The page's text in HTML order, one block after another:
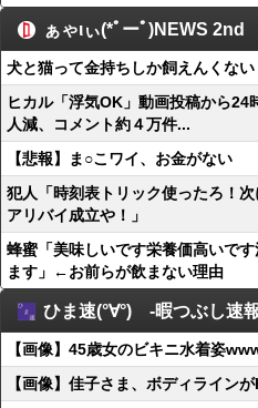
ぁゃιぃ(*ﾟーﾟ)NEWS 2nd
犬と猫って金持ちしか飼えんくない
ヒカル「浮気OK」動画投稿から
人減、コメント約４万件...
【悲報】ま○こワイ、お金がない
犯人「時刻表トリック使ったろ！
アリバイ成立や！」
蜂蜜「美味しいです栄養価高いで
ます」←お前らが飲まない理由
ひま速(°∀°) -暇つぶし速
【画像】45歳女のビキニ水着姿
【画像】佳子さま、ボディライン